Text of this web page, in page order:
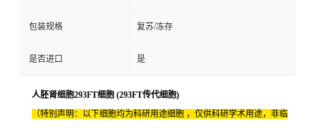
包装规格 复苏/冻存
是否进口 是
人胚肾细胞293FT细胞 (293FT传代细胞)
（特别声明：以下细胞均为科研用途细胞 ，仅供科研学术用途，非临